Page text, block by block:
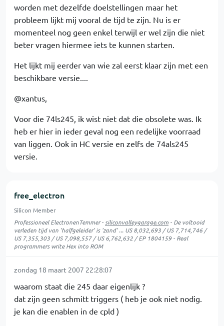
worden met dezelfde doelstellingen maar het
probleem lijkt mij vooral de tijd te zijn. Nu is er
momenteel nog geen enkel terwijl er wel zijn die niet
beter vragen hiermee iets te kunnen starten.
Het lijkt mij eerder van wie zal eerst klaar zijn met een
beschikbare versie....
@xantus,
Voor die 74ls245, ik wist niet dat die obsolete was. Ik
heb er hier in ieder geval nog een redelijke voorraad
van liggen. Ook in HC versie en zelfs de 74als245
versie.
free_electron
Silicon Member
Professioneel ElectronenTemmer - siliconvalleygarage.com - De voltooid
verleden tijd van 'halfgeleider' is 'zand' ... US 8,032,693 / US 7,714,746 /
US 7,355,303 / US 7,098,557 / US 6,762,632 / EP 1804159 - Real
programmers write Hex into ROM
zondag 18 maart 2007 22:28:07
waarom staat die 245 daar eigenlijk ?
dat zijn geen schmitt triggers ( heb je ook niet nodig.
je kan die enablen in de cpld )